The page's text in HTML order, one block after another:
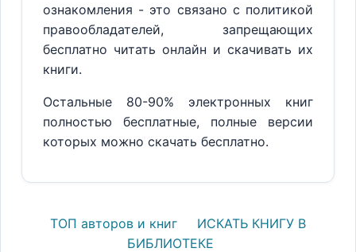
ознакомления - это связано с политикой
правообладателей, запрещающих
бесплатно читать онлайн и скачивать их
книги.
Остальные 80-90% электронных книг
полностью бесплатные, полные версии
которых можно скачать бесплатно.
ТОП авторов и книг
ИСКАТЬ КНИГУ В
БИБЛИОТЕКЕ